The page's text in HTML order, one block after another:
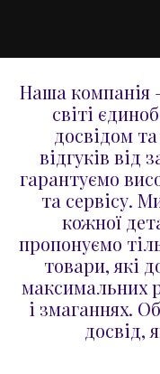
Наша компанія
світі
досвідом
відгуків від
гарантуємо
та сервісу.
кожної
пропонуємо
товари, які
максимальних
і змаганнях.
досвід,